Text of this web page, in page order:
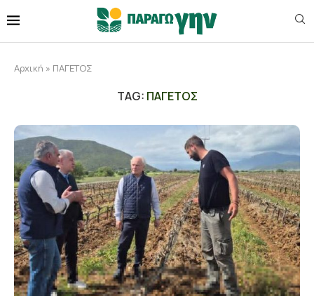
Αρχική » ΠΑΓΕΤΟΣ
TAG: ΠΑΓΕΤΟΣ